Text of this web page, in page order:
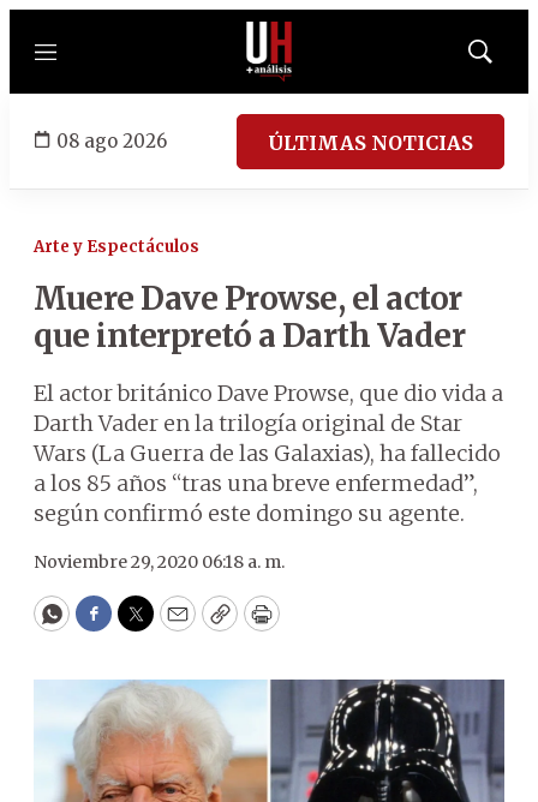
Menú
Mostrar
08 ago 2026 ÚLTIMAS NOTICIAS
Arte y Espectáculos
Muere Dave Prowse, el actor
que interpretó a Darth Vader
El actor británico Dave Prowse, que dio vida a
Darth Vader en la trilogía original de Star
Wars (La Guerra de las Galaxias), ha fallecido
a los 85 años “tras una breve enfermedad”,
según confirmó este domingo su agente.
Noviembre 29, 2020 06:18 a. m.
WhatsApp
Facebook
Twitter
EmailCopyPrint